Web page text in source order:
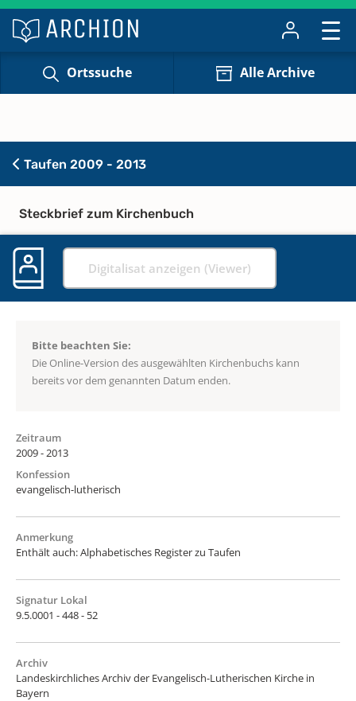
Ortssuche Alle Archive
Taufen 2009 - 2013
Steckbrief zum Kirchenbuch
Digitalisat anzeigen (Viewer)
Bitte beachten Sie:
Die Online-Version des ausgewählten Kirchenbuchs kann
bereits vor dem genannten Datum enden.
Zeitraum
2009 - 2013
Konfession
evangelisch-lutherisch
Anmerkung
Enthält auch: Alphabetisches Register zu Taufen
Signatur Lokal
9.5.0001 - 448 - 52
Archiv
Landeskirchliches Archiv der Evangelisch-Lutherischen Kirche in
Bayern